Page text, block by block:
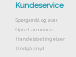
Kundeservice
Spørgsmål og svar
Opret annnoce
Handelsbetingelser
Undgå snyd